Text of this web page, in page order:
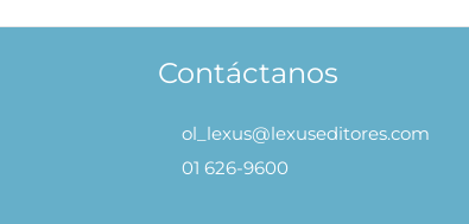
Contáctanos
ol_lexus@lexuseditores.com
01 626-9600